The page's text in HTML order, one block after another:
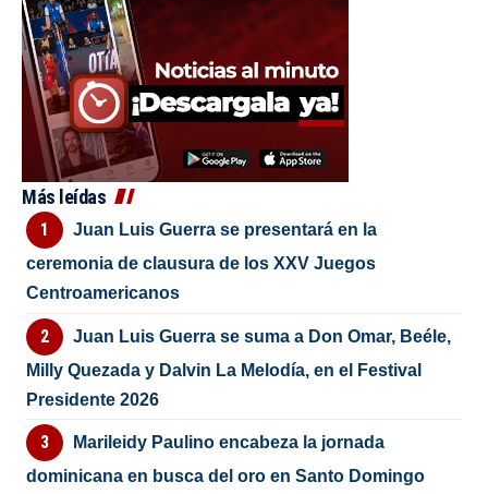
Más leídas
Juan Luis Guerra se presentará en la
ceremonia de clausura de los XXV Juegos
Centroamericanos
Juan Luis Guerra se suma a Don Omar, Beéle,
Milly Quezada y Dalvin La Melodía, en el Festival
Presidente 2026
Marileidy Paulino encabeza la jornada
dominicana en busca del oro en Santo Domingo